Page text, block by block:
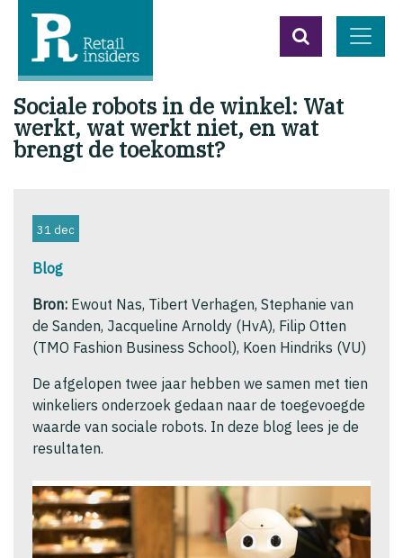
Sociale robots in de winkel: Wat
werkt, wat werkt niet, en wat
brengt de toekomst?
31 dec
Blog
Bron:Ewout Nas, Tibert Verhagen, Stephanie van
de Sanden, Jacqueline Arnoldy (HvA), Filip Otten
(TMO Fashion Business School), Koen Hindriks (VU)
De afgelopen twee jaar hebben we samen met tien
winkeliers onderzoek gedaan naar de toegevoegde
waarde van sociale robots. In deze blog lees je de
resultaten.